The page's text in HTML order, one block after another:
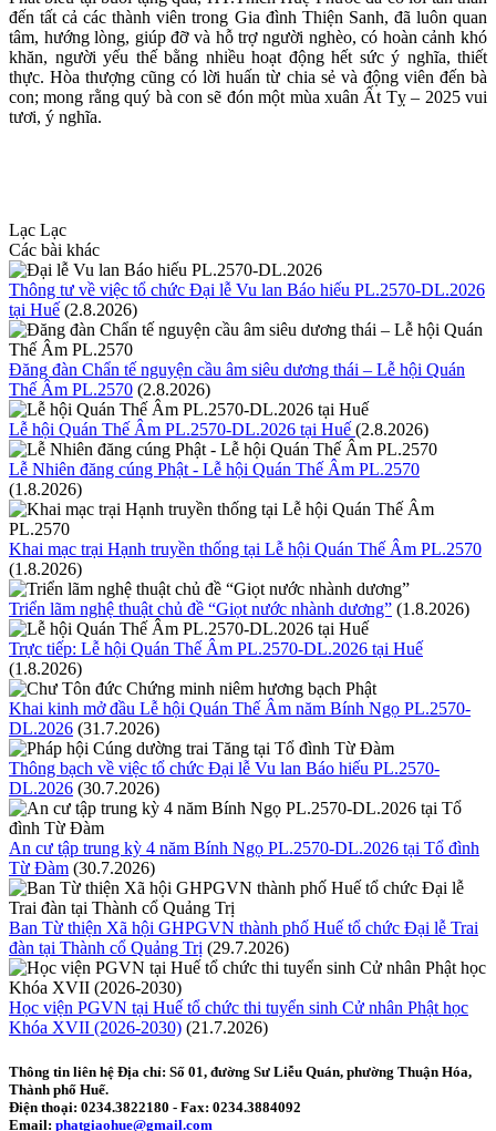
đến tất cả các thành viên trong Gia đình Thiện Sanh, đã luôn quan
tâm, hướng lòng, giúp đỡ và hỗ trợ người nghèo, có hoàn cảnh khó
khăn, người yếu thế bằng nhiều hoạt động hết sức ý nghĩa, thiết
thực. Hòa thượng cũng có lời huấn từ chia sẻ và động viên đến bà
con; mong rằng quý bà con sẽ đón một mùa xuân Ất Tỵ – 2025 vui
tươi, ý nghĩa.
Lạc Lạc
Các bài khác
Thông tư về việc tổ chức Đại lễ Vu lan Báo hiếu PL.2570-DL.2026
tại Huế (2.8.2026)
Đăng đàn Chẩn tế nguyện cầu âm siêu dương thái – Lễ hội Quán
Thế Âm PL.2570 (2.8.2026)
Lễ hội Quán Thế Âm PL.2570-DL.2026 tại Huế (2.8.2026)
Lễ Nhiên đăng cúng Phật - Lễ hội Quán Thế Âm PL.2570
(1.8.2026)
Khai mạc trại Hạnh truyền thống tại Lễ hội Quán Thế Âm PL.2570
(1.8.2026)
Triển lãm nghệ thuật chủ đề “Giọt nước nhành dương” (1.8.2026)
Trực tiếp: Lễ hội Quán Thế Âm PL.2570-DL.2026 tại Huế
(1.8.2026)
Khai kinh mở đầu Lễ hội Quán Thế Âm năm Bính Ngọ PL.2570-
DL.2026 (31.7.2026)
Thông bạch về việc tổ chức Đại lễ Vu lan Báo hiếu PL.2570-
DL.2026 (30.7.2026)
An cư tập trung kỳ 4 năm Bính Ngọ PL.2570-DL.2026 tại Tổ đình
Từ Đàm (30.7.2026)
Ban Từ thiện Xã hội GHPGVN thành phố Huế tổ chức Đại lễ Trai
đàn tại Thành cổ Quảng Trị (29.7.2026)
Học viện PGVN tại Huế tổ chức thi tuyển sinh Cử nhân Phật học
Khóa XVII (2026-2030) (21.7.2026)
Thông tin liên hệ Địa chỉ: Số 01, đường Sư Liễu Quán, phường Thuận Hóa,
Thành phố Huế.
Điện thoại: 0234.3822180 - Fax: 0234.3884092
Email: phatgiaohue@gmail.com